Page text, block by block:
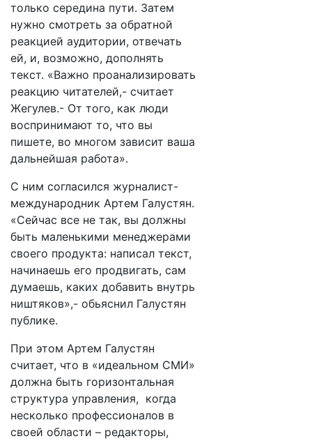
только середина пути. Затем
нужно смотреть за обратной
реакцией аудитории, отвечать
ей, и, возможно, дополнять
текст. «Важно проанализировать
реакцию читателей,- считает
Жегулев.- От того, как люди
воспринимают то, что вы
пишете, во многом зависит ваша
дальнейшая работа».
С ним согласился журналист-
международник Артем Галустян.
«Сейчас все не так, вы должны
быть маленькими менеджерами
своего продукта: написал текст,
начинаешь его продвигать, сам
думаешь, каких добавить внутрь
ништяков»,- обьяснил Галустян
публике.
При этом Артем Галустян
считает, что в «идеальном СМИ»
должна быть горизонтальная
структура управления, когда
несколько профессионалов в
своей области – редакторы,